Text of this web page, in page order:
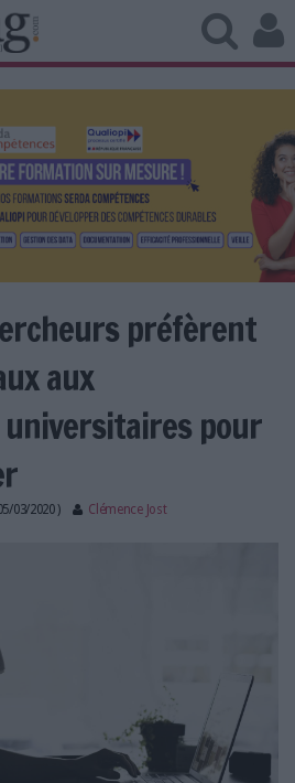
préfèrent
aux
pour
03/2020) Clémence Jost